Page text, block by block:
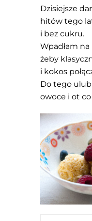
Dzisiejsze
hitów tego
i bez cukru.
Wpadłam na
żeby
i kokos
Do tego
owoce i ot co